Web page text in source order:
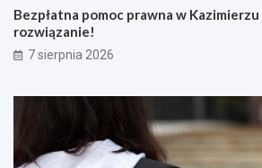
Bezpłatna pomoc prawna w
rozwiązanie!
7 sierpnia 2026